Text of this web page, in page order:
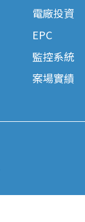
電廠投資
EPC
監控系統
案場實績